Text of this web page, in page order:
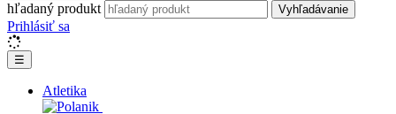
hľadaný produkt Vyhľadávanie
Prihlásiť sa
☰
Atletika